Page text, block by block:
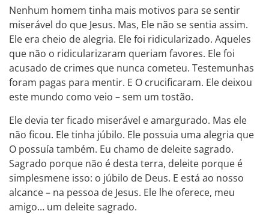
Nenhum homem tinha mais motivos para se sentir
miserável do que Jesus. Mas, Ele não se sentia assim.
Ele era cheio de alegria. Ele foi ridicularizado. Aqueles
que não o ridicularizaram queriam favores. Ele foi
acusado de crimes que nunca cometeu. Testemunhas
foram pagas para mentir. E O crucificaram. Ele deixou
este mundo como veio – sem um tostão.
Ele devia ter ficado miserável e amargurado. Mas ele
não ficou. Ele tinha júbilo. Ele possuia uma alegria que
O possuía também. Eu chamo de deleite sagrado.
Sagrado porque não é desta terra, deleite porque é
simplesmene isso: o júbilo de Deus. E está ao nosso
alcance – na pessoa de Jesus. Ele lhe oferece, meu
amigo… um deleite sagrado.